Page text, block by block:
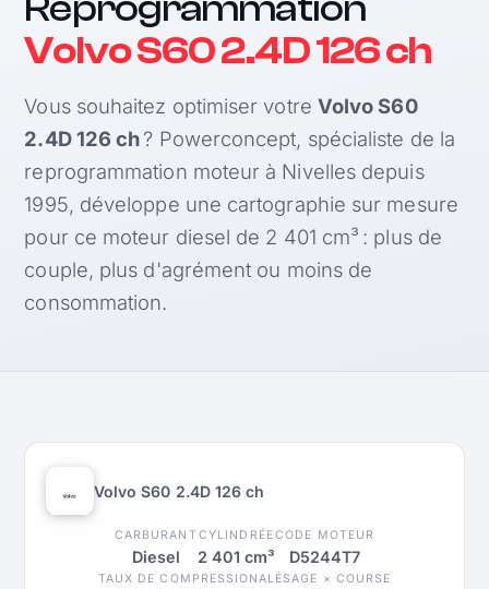
Volvo S60 2.4D 126 ch
Vous souhaitez optimiser votre Volvo S60
2.4D 126 ch? Powerconcept, spécialiste de la
reprogrammation moteur à Nivelles depuis
1995, développe une cartographie sur mesure
pour ce moteur diesel de 2 401 cm³ : plus de
couple, plus d'agrément ou moins de
consommation.
Volvo S60 2.4D 126 ch
CARBURANT
Diesel
CYLINDRÉE
2 401 cm³
CODE MOTEUR
D5244T7
TAUX DE COMPRESSION ALÉSAGE × COURSE